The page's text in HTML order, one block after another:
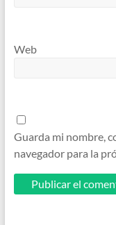
Web
Guarda mi nombre,
navegador para la